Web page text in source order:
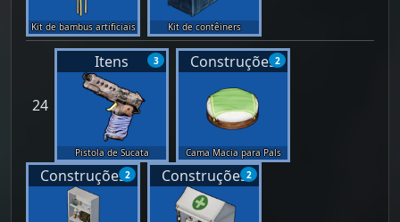
Kit de bambus artificiais Kit de contêiners
24
3
Itens
Pistola de Sucata
2
Construções
Cama Macia para Pals
2
Construções 2
Construções